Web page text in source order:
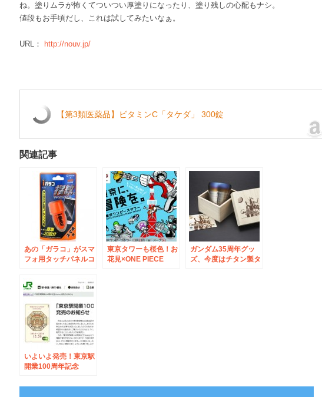
ね。塗りムラが怖くてついつい厚塗りになったり、塗り残しの心配もナシ。
値段もお手頃だし、これは試してみたいなぁ。
URL： http://nouv.jp/
【第3類医薬品】ビタミンC「タケダ」 300錠
関連記事
あの「ガラコ」がスマ
フォ用タッチパネルコ
登場！
東京タワーも桜色！お
花見×ONE PIECE
ガンダム35周年グッ
ズ、今度はチタン製タ
いよいよ発売！東京駅
開業100周年記念